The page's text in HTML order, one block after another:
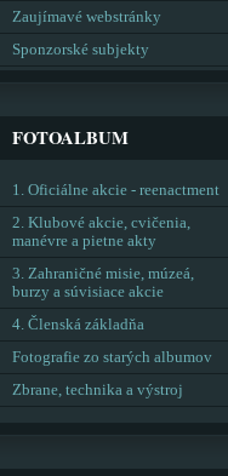
Zaujímavé webstránky
Sponzorské subjekty
FOTOALBUM
1. Oficiálne akcie - reenactment
2. Klubové akcie, cvičenia,
manévre a pietne akty
3. Zahraničné misie, múzeá,
burzy a súvisiace akcie
4. Členská základňa
Fotografie zo starých albumov
Zbrane, technika a výstroj